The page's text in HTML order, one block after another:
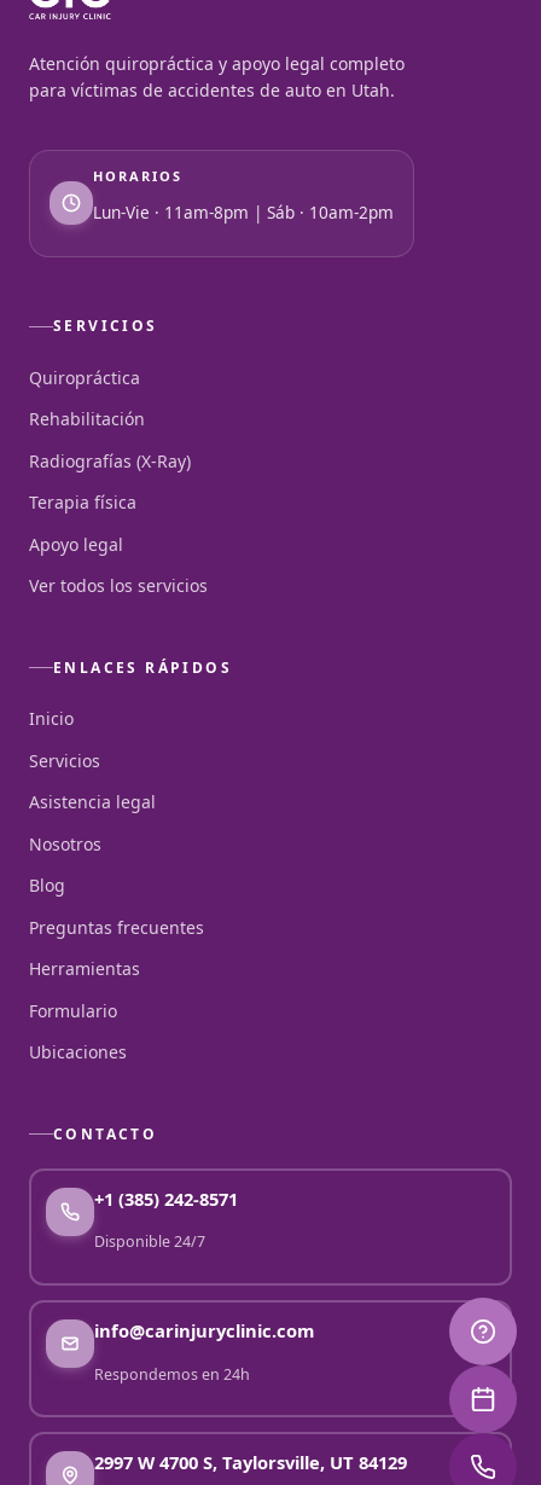
Atención quiropráctica y apoyo legal completo
para víctimas de accidentes de auto en Utah.
HORARIOS
Lun-Vie · 11am-8pm | Sáb · 10am-2pm
SERVICIOS
Quiropráctica
Rehabilitación
Radiografías (X-Ray)
Terapia física
Apoyo legal
Ver todos los servicios
ENLACES RÁPIDOS
Inicio
Servicios
Asistencia legal
Nosotros
Blog
Preguntas frecuentes
Herramientas
Formulario
Ubicaciones
CONTACTO
+1 (385) 242-8571
Disponible 24/7
info@carinjuryclinic.com
Respondemos en 24h
2997 W 4700 S, Taylorsville, UT 84129